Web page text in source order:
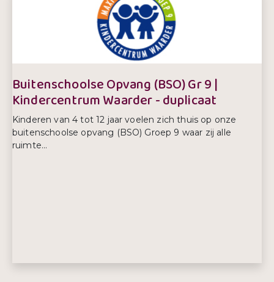
Telefoonnummer:
Buitenschoolse Opvang (BSO) Gr 9 |
Kindercentrum Waarder - duplicaat
Kinderen van 4 tot 12 jaar voelen zich thuis op onze
buitenschoolse opvang (BSO) Groep 9 waar zij alle
ruimte...